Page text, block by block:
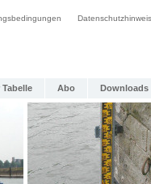
Abo Downloads